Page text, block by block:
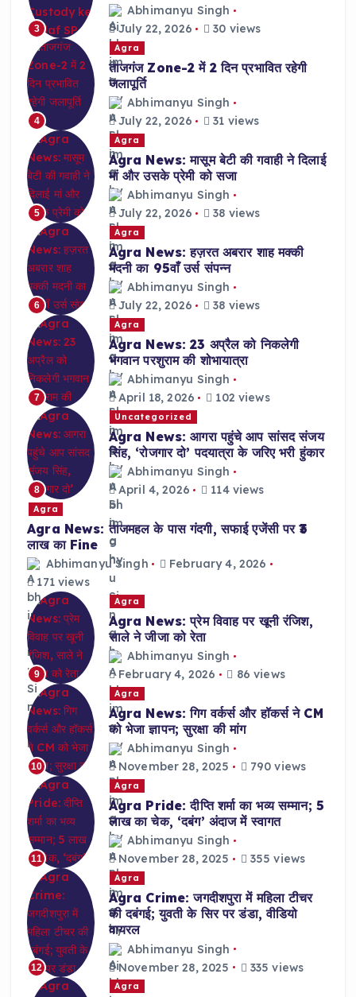
3
Abhimanyu Singh
July 22, 2026
30 views
4
Agra
ताजगंज Zone-2 में 2 दिन प्रभावित रहेगी
जलापूर्ति
Abhimanyu Singh
July 22, 2026
31 views
5
Agra
Agra News: मासूम बेटी की गवाही ने दिलाई
मां और उसके प्रेमी को सजा
Abhimanyu Singh
July 22, 2026
38 views
6
Agra
Agra News: हज़रत अबरार शाह मक्की
मदनी का 95वाँ उर्स संपन्न
Abhimanyu Singh
July 22, 2026
38 views
7
Agra
Agra News: 23 अप्रैल को निकलेगी
भगवान परशुराम की शोभायात्रा
Abhimanyu Singh
April 18, 2026
102 views
8
Uncategorized
Agra News: आगरा पहुंचे आप सांसद संजय
सिंह, ‘रोजगार दो’ पदयात्रा के जरिए भरी हुंकार
Abhimanyu Singh
April 4, 2026
114 views
Agra
Agra News: ताजमहल के पास गंदगी, सफाई एजेंसी पर ₹3
लाख का Fine
Abhimanyu Singh
February 4, 2026
171 views
9
Agra
Agra News: प्रेम विवाह पर खूनी रंजिश,
साले ने जीजा को रेता
Abhimanyu Singh
February 4, 2026
86 views
10
Agra
Agra News: गिग वर्कर्स और हॉकर्स ने CM
को भेजा ज्ञापन; सुरक्षा की मांग
Abhimanyu Singh
November 28, 2025
790 views
11
Agra
Agra Pride: दीप्ति शर्मा का भव्य सम्मान; 5
लाख का चेक, ‘दबंग’ अंदाज में स्वागत
Abhimanyu Singh
November 28, 2025
355 views
12
Agra
Agra Crime: जगदीशपुरा में महिला टीचर
की दबंगई; युवती के सिर पर डंडा, वीडियो
वायरल
Abhimanyu Singh
November 28, 2025
335 views
Agra